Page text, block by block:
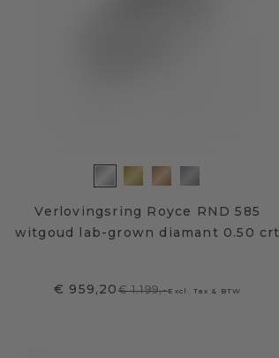
Verlovingsring Royce RND 585
witgoud lab-grown diamant 0.50 crt
€ 959,20€ 1.199,-Excl. Tax & BTW